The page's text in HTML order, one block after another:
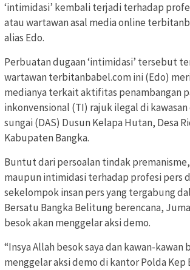
‘intimidasi’ kembali terjadi terhadap
atau wartawan asal media online
alias Edo.
Perbuatan dugaan ‘intimidasi’ tersebut
wartawan terbitanbabel.com ini (Edo)
medianya terkait aktifitas penambangan
inkonvensional (TI) rajuk ilegal di
sungai (DAS) Dusun Kelapa Hutan, Desa
Kabupaten Bangka.
Buntut dari persoalan tindak
maupun intimidasi terhadap profesi pers
sekelompok insan pers yang tergabung
Bersatu Bangka Belitung berencana,
besok akan menggelar aksi demo.
“Insya Allah besok saya dan kawan-kawan
menggelar aksi demo di kantor Polda Kep